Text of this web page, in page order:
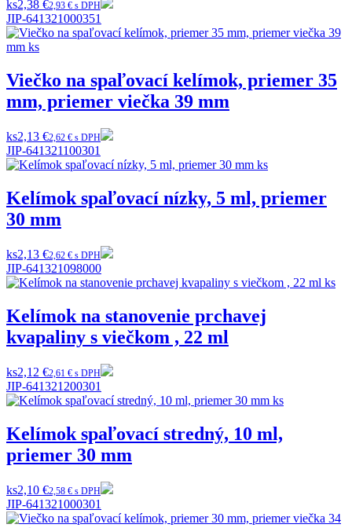
ks2,38 €2,93 € s DPH
JIP-641321000351
Viečko na spaľovací kelímok, priemer 35
mm, priemer viečka 39 mm
ks2,13 €2,62 € s DPH
JIP-641321100301
Kelímok spaľovací nízky, 5 ml, priemer
30 mm
ks2,13 €2,62 € s DPH
JIP-641321098000
Kelímok na stanovenie prchavej
kvapaliny s viečkom , 22 ml
ks2,12 €2,61 € s DPH
JIP-641321200301
Kelímok spaľovací stredný, 10 ml,
priemer 30 mm
ks2,10 €2,58 € s DPH
JIP-641321000301